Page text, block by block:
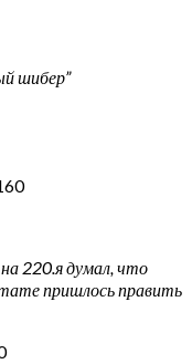
шибер”
220.я думал, что
пришлось править